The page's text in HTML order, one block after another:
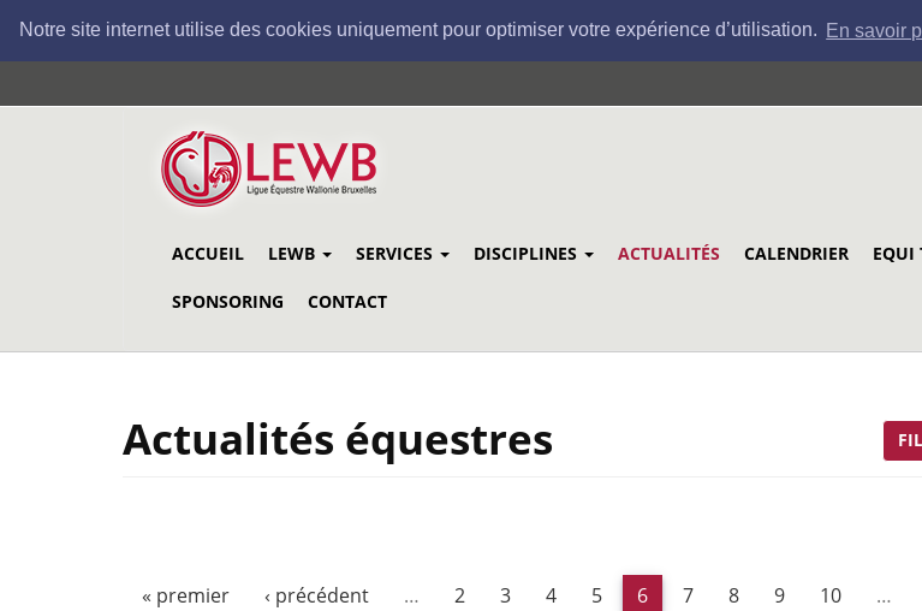
Notre site internet utilise des cookies uniquement pour optimiser votre expérience d’utilisation. En savoir
au
ACCUEIL LEWB SERVICES DISCIPLINES ACTUALITÉS CALENDRIER EQUI
SPONSORING CONTACT
Actualités équestres
« premier ‹ précédent … 2 3 4 5 6 7 8 9 10 …